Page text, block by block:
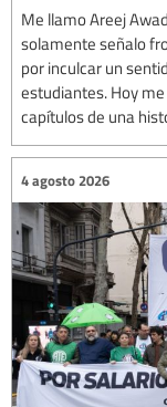
Me llamo Areej
solamente señalo
por inculcar un
estudiantes. Hoy
capítulos de una
4 agosto 2026